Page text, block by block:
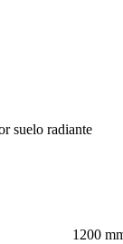
suelo radiante
1200